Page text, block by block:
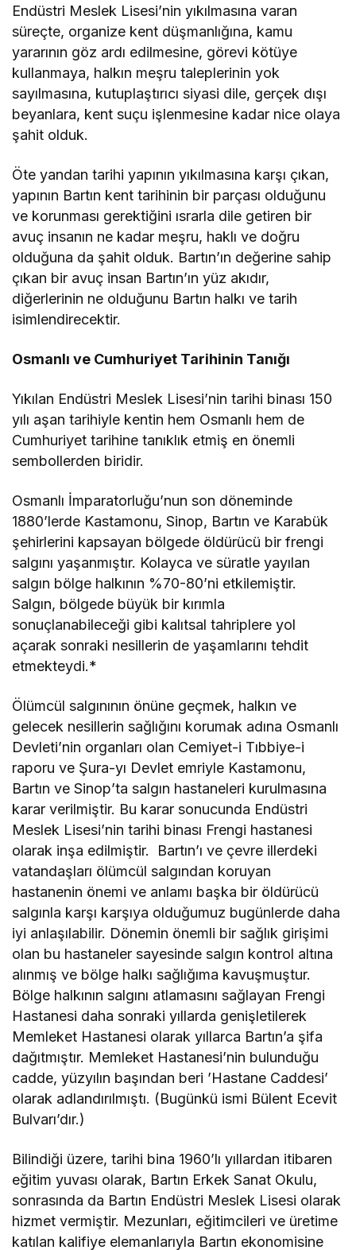
Endüstri Meslek Lisesi’nin yıkılmasına varan
süreçte, organize kent düşmanlığına, kamu
yararının göz ardı edilmesine, görevi kötüye
kullanmaya, halkın meşru taleplerinin yok
sayılmasına, kutuplaştırıcı siyasi dile, gerçek dışı
beyanlara, kent suçu işlenmesine kadar nice olaya
şahit olduk.
Öte yandan tarihi yapının yıkılmasına karşı çıkan,
yapının Bartın kent tarihinin bir parçası olduğunu
ve korunması gerektiğini ısrarla dile getiren bir
avuç insanın ne kadar meşru, haklı ve doğru
olduğuna da şahit olduk. Bartın’ın değerine sahip
çıkan bir avuç insan Bartın’ın yüz akıdır,
diğerlerinin ne olduğunu Bartın halkı ve tarih
isimlendirecektir.
Osmanlı ve Cumhuriyet Tarihinin Tanığı
Yıkılan Endüstri Meslek Lisesi’nin tarihi binası 150
yılı aşan tarihiyle kentin hem Osmanlı hem de
Cumhuriyet tarihine tanıklık etmiş en önemli
sembollerden biridir.
Osmanlı İmparatorluğu’nun son döneminde
1880’lerde Kastamonu, Sinop, Bartın ve Karabük
şehirlerini kapsayan bölgede öldürücü bir frengi
salgını yaşanmıştır. Kolayca ve süratle yayılan
salgın bölge halkının %70-80’ni etkilemiştir.
Salgın, bölgede büyük bir kırımla
sonuçlanabileceği gibi kalıtsal tahriplere yol
açarak sonraki nesillerin de yaşamlarını tehdit
etmekteydi.*
Ölümcül salgınının önüne geçmek, halkın ve
gelecek nesillerin sağlığını korumak adına Osmanlı
Devleti’nin organları olan Cemiyet-i Tıbbiye-i
raporu ve Şura-yı Devlet emriyle Kastamonu,
Bartın ve Sinop’ta salgın hastaneleri kurulmasına
karar verilmiştir. Bu karar sonucunda Endüstri
Meslek Lisesi’nin tarihi binası Frengi hastanesi
olarak inşa edilmiştir. Bartın’ı ve çevre illerdeki
vatandaşları ölümcül salgından koruyan
hastanenin önemi ve anlamı başka bir öldürücü
salgınla karşı karşıya olduğumuz bugünlerde daha
iyi anlaşılabilir. Dönemin önemli bir sağlık girişimi
olan bu hastaneler sayesinde salgın kontrol altına
alınmış ve bölge halkı sağlığıma kavuşmuştur.
Bölge halkının salgını atlamasını sağlayan Frengi
Hastanesi daha sonraki yıllarda genişletilerek
Memleket Hastanesi olarak yıllarca Bartın’a şifa
dağıtmıştır. Memleket Hastanesi’nin bulunduğu
cadde, yüzyılın başından beri ’Hastane Caddesi’
olarak adlandırılmıştı. (Bugünkü ismi Bülent Ecevit
Bulvarı’dır.)
Bilindiği üzere, tarihi bina 1960’lı yıllardan itibaren
eğitim yuvası olarak, Bartın Erkek Sanat Okulu,
sonrasında da Bartın Endüstri Meslek Lisesi olarak
hizmet vermiştir. Mezunları, eğitimcileri ve üretime
katılan kalifiye elemanlarıyla Bartın ekonomisine